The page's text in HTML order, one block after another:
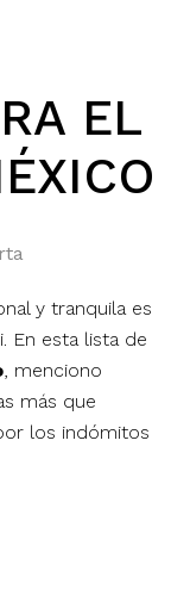
EL
y tranquila es
En esta lista de
, menciono
más que
los indómitos